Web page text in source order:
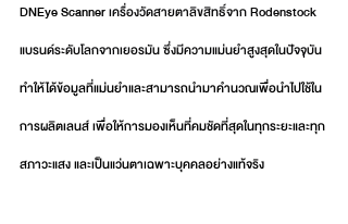
DNEye Scanner เครื่องวัดสายตาลิขสิทธิ์จาก Rodenstock
แบรนด์ระดับโลกจากเยอรมัน ซึ่งมีความแม่นยำสูงสุดในปัจจุบัน
ทำให้ได้ข้อมูลที่แม่นยำและสามารถนำมาคำนวณเพื่อนำไปใช้ใน
การผลิตเลนส์ เพื่อให้การมองเห็นที่คมชัดที่สุดในทุกระยะและทุก
สภาวะแสง และเป็นแว่นตาเฉพาะบุคคลอย่างแท้จริง